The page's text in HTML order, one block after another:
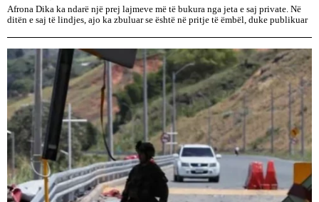
Afrona Dika ka ndarë një prej lajmeve më të bukura nga jeta e saj private. Në
ditën e saj të lindjes, ajo ka zbuluar se është në pritje të ëmbël, duke publikuar